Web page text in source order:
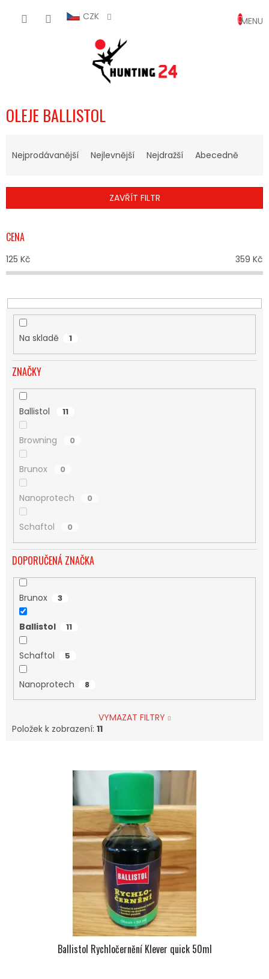
CZK
KOŠÍK
OLEJE BALLISTOL
N
Í
R
O
D
U
T
Ů
Nejprodávanější Nejlevnější Nejdražší Abecedně
ZAVŘÍT FILTR
CENA
125 Kč 359 Kč
Na skladě 1
ZNAČKY
Ballistol 11
Browning 0
Brunox 0
Nanoprotech 0
Schaftol 0
DOPORUČENÁ ZNAČKA
Brunox 3
Ballistol 11
Schaftol 5
Nanoprotech 8
VYMAZAT FILTRY
Položek k zobrazení: 11
Ballistol Rychločernění Klever quick 50ml